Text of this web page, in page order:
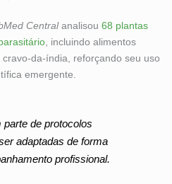
Centralanalisou 68 plantas
, incluindo alimentos
da-índia, reforçando seu uso
emergente.
de protocolos
adaptadas de forma
profissional.